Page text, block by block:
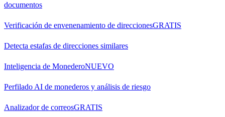
documentos
Verificación de envenenamiento de direccionesGRATIS
Detecta estafas de direcciones similares
Inteligencia de MonederoNUEVO
Perfilado AI de monederos y análisis de riesgo
Analizador de correosGRATIS